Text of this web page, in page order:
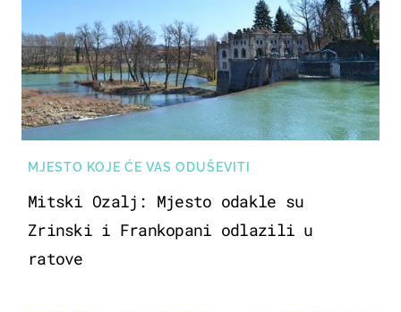
MJESTO KOJE ĆE VAS ODUŠEVITI
Mitski Ozalj: Mjesto odakle su
Zrinski i Frankopani odlazili u
ratove